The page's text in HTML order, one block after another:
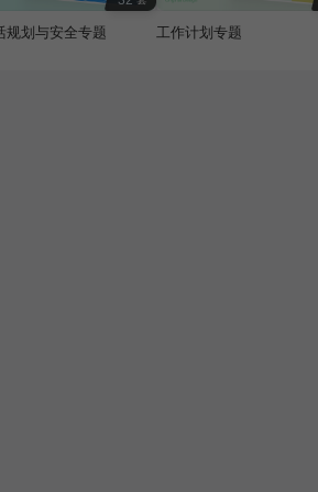
规划与安全专题 工作计划专题